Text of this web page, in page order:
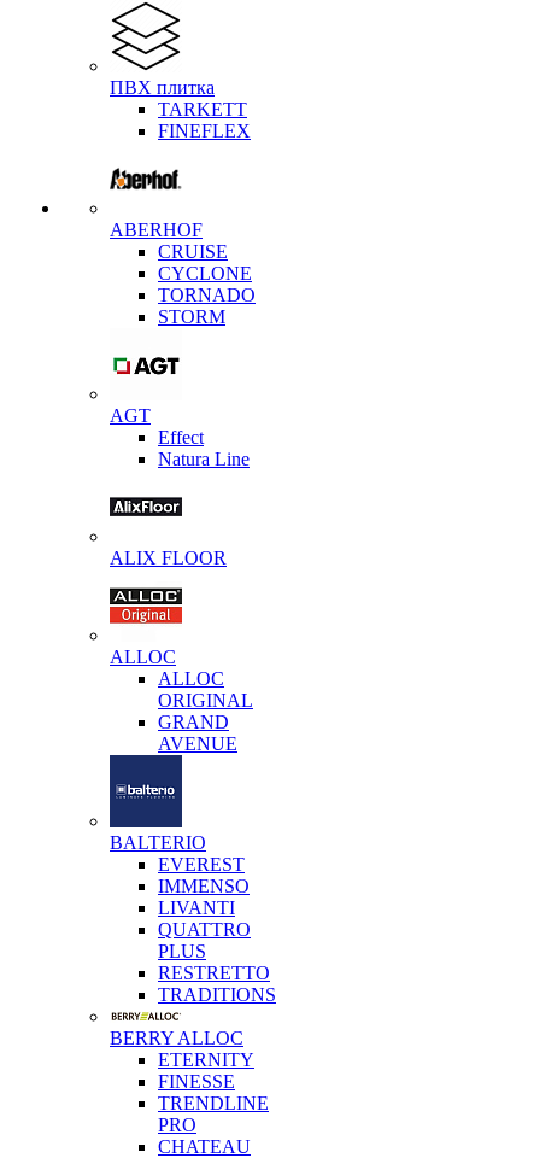
ПВХ плитка
TARKETT
FINEFLEX
ABERHOF
CRUISE
CYCLONE
TORNADO
STORM
AGT
Effect
Natura Line
ALIX FLOOR
ALLOC
ALLOC
ORIGINAL
GRAND
AVENUE
BALTERIO
EVEREST
IMMENSO
LIVANTI
QUATTRO
PLUS
RESTRETTO
TRADITIONS
BERRY ALLOC
ETERNITY
FINESSE
TRENDLINE
PRO
CHATEAU